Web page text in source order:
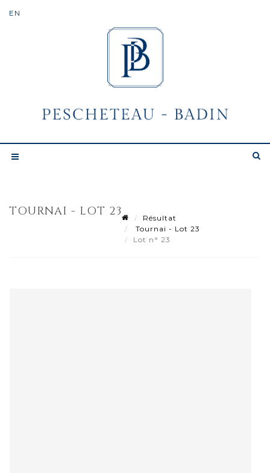
TOURNAI - LOT 23
Résultat
Tournai - Lot 23
Lot n° 23